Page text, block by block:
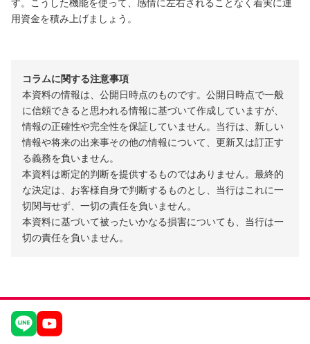
す。こうした機能を使って、感情に左右されることなく着実に運
用資金を積み上げましょう。
コラムに関する注意事項
本資料の情報は、公開日時点のものです。公開日時点で一般
に信頼できると思われる情報に基づいて作成していますが、
情報の正確性や完全性を保証していません。当行は、新しい
情報や将来の出来事その他の情報について、更新又は訂正す
る義務を負いません。
本資料は断定的判断を提供するものではありません。最終的
な決定は、お客様自身で判断するものとし、当行はこれに一
切関与せず、一切の責任を負いません。
本資料に基づいて被ったいかなる損害についても、当行は一
切の責任を負いません。